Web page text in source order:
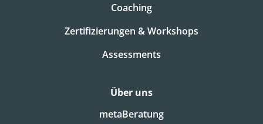
Coaching
Zertifizierungen & Workshops
Assessments
Über uns
metaBeratung